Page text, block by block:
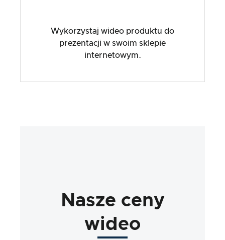
Wykorzystaj wideo produktu do
prezentacji w swoim sklepie
internetowym.
Nasze ceny
wideo